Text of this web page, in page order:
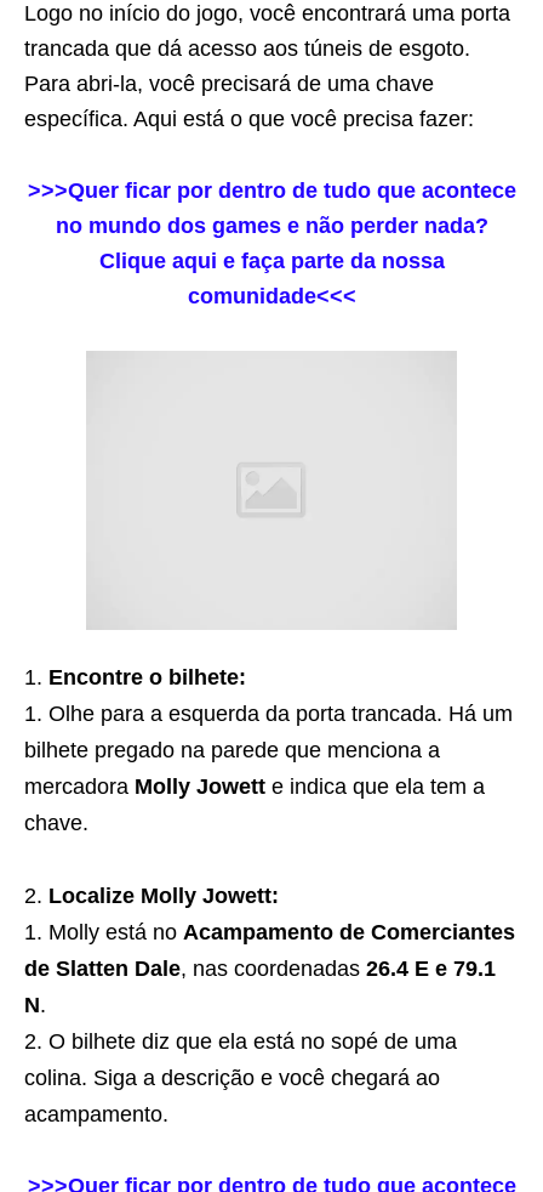
Logo no início do jogo, você encontrará uma porta
trancada que dá acesso aos túneis de esgoto.
Para abri-la, você precisará de uma chave
específica. Aqui está o que você precisa fazer:
>>>Quer ficar por dentro de tudo que acontece
no mundo dos games e não perder nada?
Clique aqui e faça parte da nossa
comunidade<<<
Encontre o bilhete:
Olhe para a esquerda da porta trancada. Há um
bilhete pregado na parede que menciona a
mercadora Molly Jowett e indica que ela tem a
chave.
Localize Molly Jowett:
Molly está no Acampamento de Comerciantes
de Slatten Dale, nas coordenadas 26.4 E e 79.1
N.
O bilhete diz que ela está no sopé de uma
colina. Siga a descrição e você chegará ao
acampamento.
>>>Quer ficar por dentro de tudo que acontece